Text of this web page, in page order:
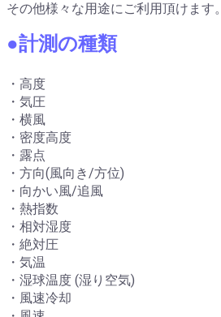
その他様々な用途にご利用頂けます。
●計測の種類
・高度
・気圧
・横風
・密度高度
・露点
・方向(風向き/方位)
・向かい風/追風
・熱指数
・相対湿度
・絶対圧
・気温
・湿球温度 (湿り空気)
・風速冷却